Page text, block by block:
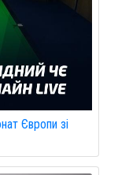
Європи зі